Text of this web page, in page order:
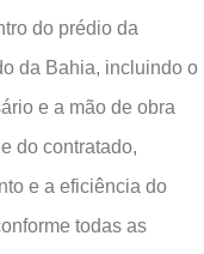
do prédio da
da Bahia, incluindo o
e a mão de obra
do contratado,
e a eficiência do
todas as